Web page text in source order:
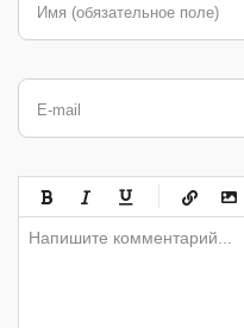
Имя (обязательное поле)
E-mail
-